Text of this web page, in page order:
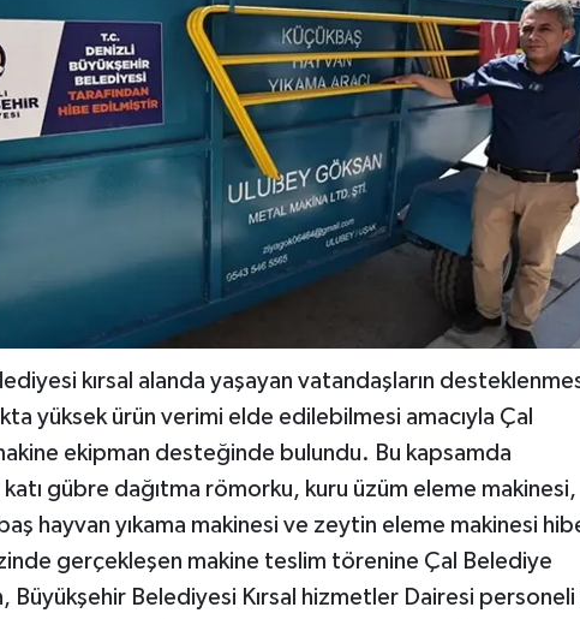
kırsal alanda yaşayan vatandaşların
yüksek ürün verimi elde edilebilmesi amacıyla Çal
ekipman desteğinde bulundu. Bu kapsamda
gübre dağıtma römorku, kuru üzüm eleme makinesi,
hayvan yıkama makinesi ve zeytin eleme makinesi
gerçekleşen makine teslim törenine Çal Belediye
Büyükşehir Belediyesi Kırsal hizmetler Dairesi personeli